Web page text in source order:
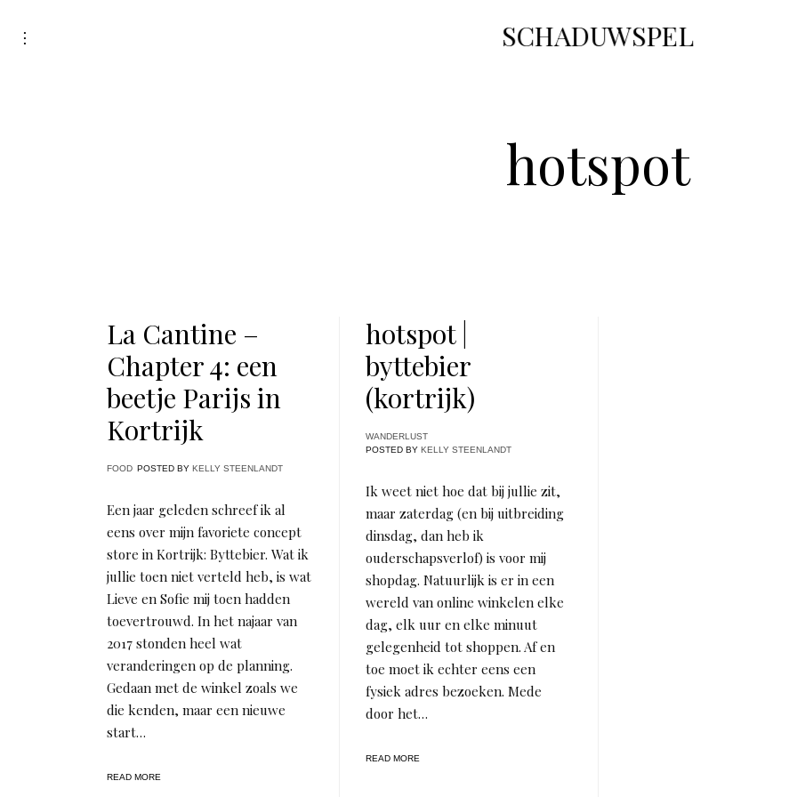
SCHADUWSPEL
toggle
hotspot
La Cantine –
Chapter 4: een
beetje Parijs in
Kortrijk
FOOD POSTED BY KELLY STEENLANDT
Een jaar geleden schreef ik al
eens over mijn favoriete concept
store in Kortrijk: Byttebier. Wat ik
jullie toen niet verteld heb, is wat
Lieve en Sofie mij toen hadden
toevertrouwd. In het najaar van
2017 stonden heel wat
veranderingen op de planning.
Gedaan met de winkel zoals we
die kenden, maar een nieuwe
start…
READ MORE
hotspot |
byttebier
(kortrijk)
WANDERLUST
POSTED BY KELLY STEENLANDT
Ik weet niet hoe dat bij jullie zit,
maar zaterdag (en bij uitbreiding
dinsdag, dan heb ik
ouderschapsverlof) is voor mij
shopdag. Natuurlijk is er in een
wereld van online winkelen elke
dag, elk uur en elke minuut
gelegenheid tot shoppen. Af en
toe moet ik echter eens een
fysiek adres bezoeken. Mede
door het…
READ MORE